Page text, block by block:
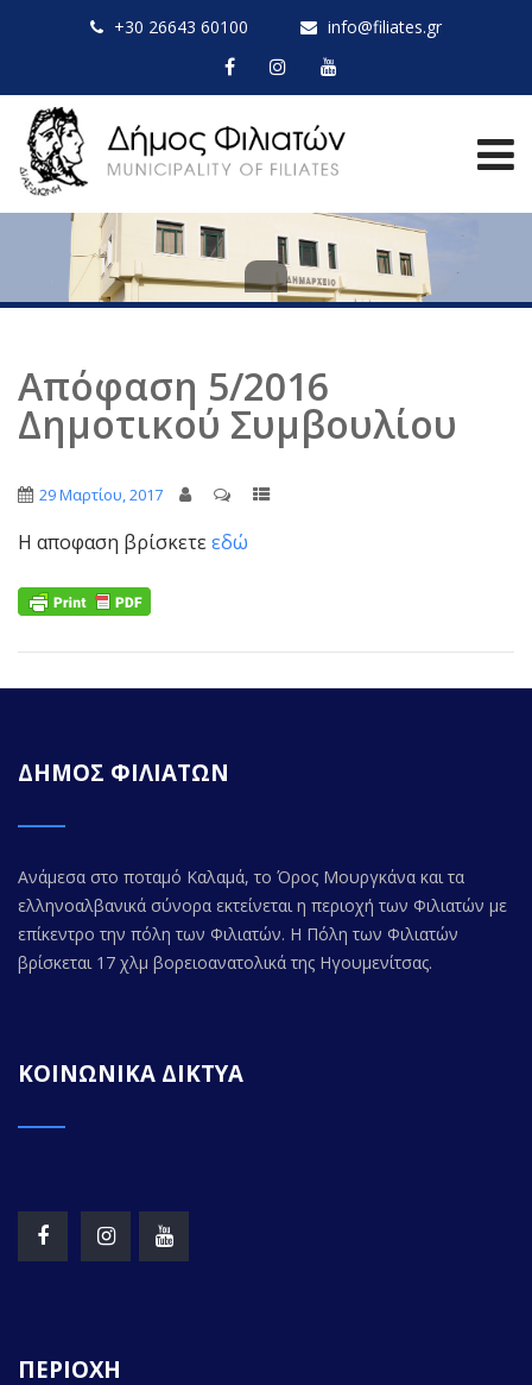
+30 26643 60100 info@filiates.gr
Απόφαση 5/2016
Δημοτικού Συμβουλίου
29 Μαρτίου, 2017
Η αποφαση βρίσκετεεδώ
ΔΗΜΟΣ ΦΙΛΙΑΤΩΝ
Ανάμεσα στο ποταμό Καλαμά, το Όρος Μουργκάνα και τα
ελληνοαλβανικά σύνορα εκτείνεται η περιοχή των Φιλιατών με
επίκεντρο την πόλη των Φιλιατών. Η Πόλη των Φιλιατών
βρίσκεται 17 χλμ βορειοανατολικά της Ηγουμενίτσας.
ΚΟΙΝΩΝΙΚΑ ΔΙΚΤΥΑ
ΠΕΡΙΟΧΗ